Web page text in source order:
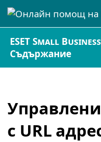
ESET Small
Съдържание
с URL